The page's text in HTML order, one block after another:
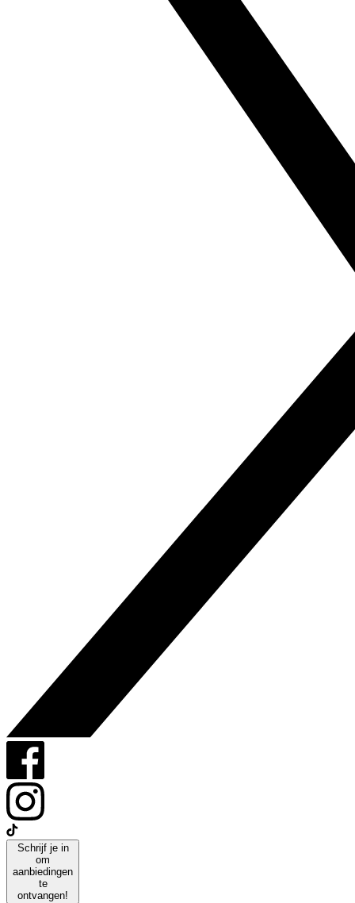
Schrijf je in
om
aanbiedingen
te
ontvangen!